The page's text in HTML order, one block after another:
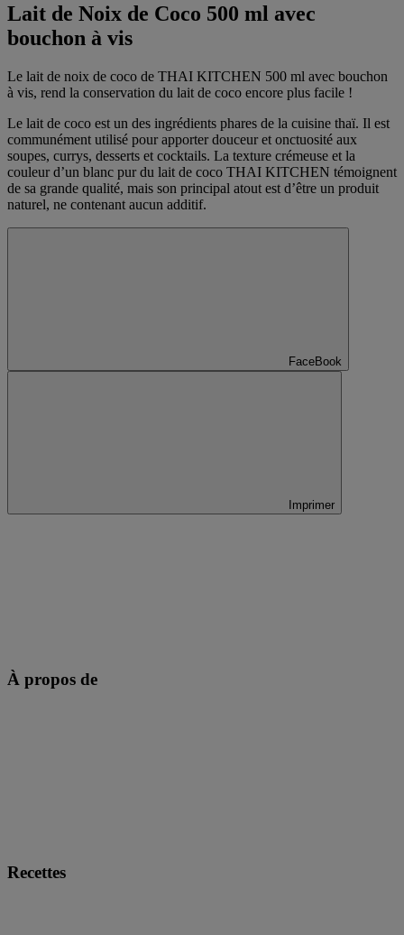
Lait de Noix de Coco 500 ml avec
bouchon à vis
Le lait de noix de coco de THAI KITCHEN 500 ml avec bouchon
à vis, rend la conservation du lait de coco encore plus facile !
Le lait de coco est un des ingrédients phares de la cuisine thaï. Il est
communément utilisé pour apporter douceur et onctuosité aux
soupes, currys, desserts et cocktails. La texture crémeuse et la
couleur d’un blanc pur du lait de coco THAI KITCHEN témoignent
de sa grande qualité, mais son principal atout est d’être un produit
naturel, ne contenant aucun additif.
FaceBook
Imprimer
À propos de
Recettes